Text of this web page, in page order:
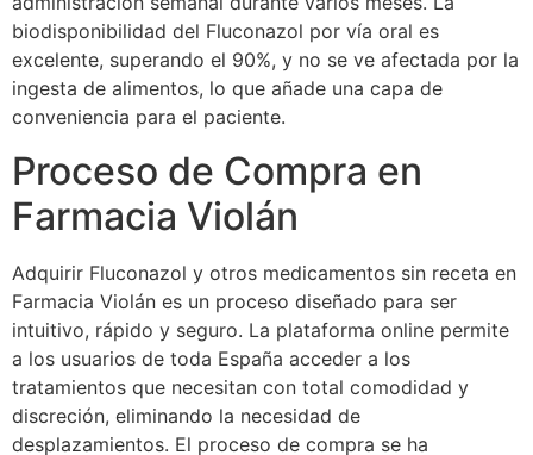
biodisponibilidad del Fluconazol por vía oral es
excelente, superando el 90%, y no se ve afectada por la
ingesta de alimentos, lo que añade una capa de
conveniencia para el paciente.
Proceso de Compra en
Farmacia Violán
Adquirir Fluconazol y otros medicamentos sin receta en
Farmacia Violán es un proceso diseñado para ser
intuitivo, rápido y seguro. La plataforma online permite
a los usuarios de toda España acceder a los
tratamientos que necesitan con total comodidad y
discreción, eliminando la necesidad de
desplazamientos. El proceso de compra se ha